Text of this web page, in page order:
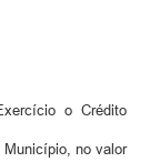
o Crédito
Município, no valor